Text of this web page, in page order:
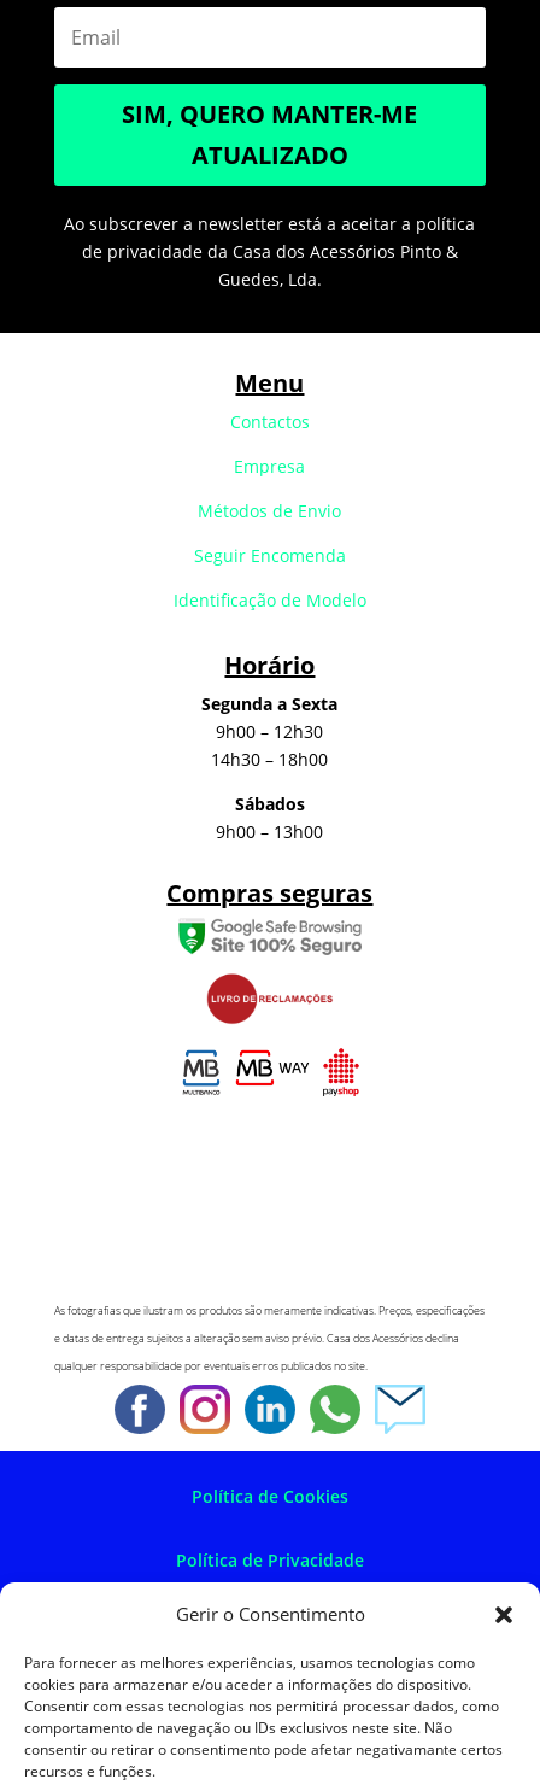
Gerir o Consentimento
Para fornecer as melhores experiências, usamos tecnologias como
cookies para armazenar e/ou aceder a informações do dispositivo.
Consentir com essas tecnologias nos permitirá processar dados, como
comportamento de navegação ou IDs exclusivos neste site. Não
consentir ou retirar o consentimento pode afetar negativamante certos
recursos e funções.
SIM, QUERO MANTER-ME
ATUALIZADO
Ao subscrever a newsletter está a aceitar a política
de privacidade da Casa dos Acessórios Pinto &
Guedes, Lda.
Menu
Contactos
Empresa
Métodos de Envio
Seguir Encomenda
Identificação de Modelo
Horário
Segunda a Sexta
9h00 – 12h30
14h30 – 18h00
Sábados
9h00 – 13h00
Compras seguras
As fotografias que ilustram os produtos são meramente indicativas. Preços, especificações
e datas de entrega sujeitos a alteração sem aviso prévio. Casa dos Acessórios declina
qualquer responsabilidade por eventuais erros publicados no site.
Política de Cookies
Política de Privacidade
Política de Devoluções
Termos e Condições
Resolução de Litígios